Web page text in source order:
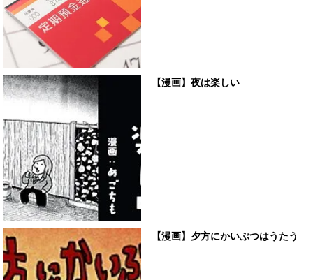
【漫画】夜は楽しい
【漫画】夕方にかいぶつはうたう